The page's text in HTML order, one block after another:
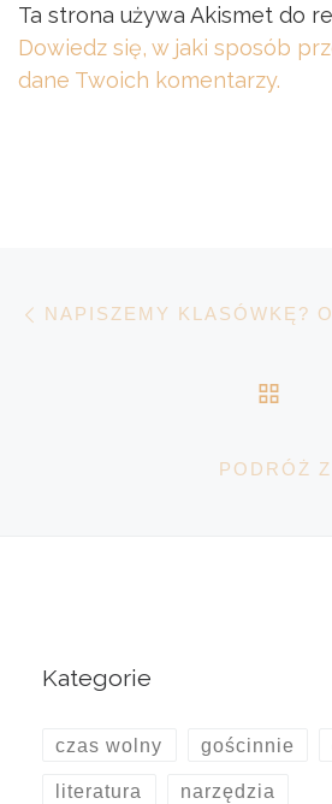
Ta strona używa Akismet do
Dowiedz się, w jaki sposób
dane Twoich komentarzy.
Nawigacja wpisu
NAPISZEMY KLASÓWKĘ?
PODRÓŻ
Kategorie
czas wolny gościnnie
literatura narzędzia